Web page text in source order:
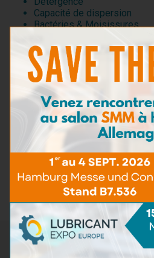
Capacité de dispersion
Bactéries & Moisissures
Dilution
Densité
Point éclair
Kits de prélèvement
Kits de test pour huiles
Kits de test pour huiles
hydrauliques
Kits de test pour fluides
Kits de test pour fluides de
Kits de test pour carburants
Kits de test pour fluides
Accessoires de test
Pack de recharge
Newsletter